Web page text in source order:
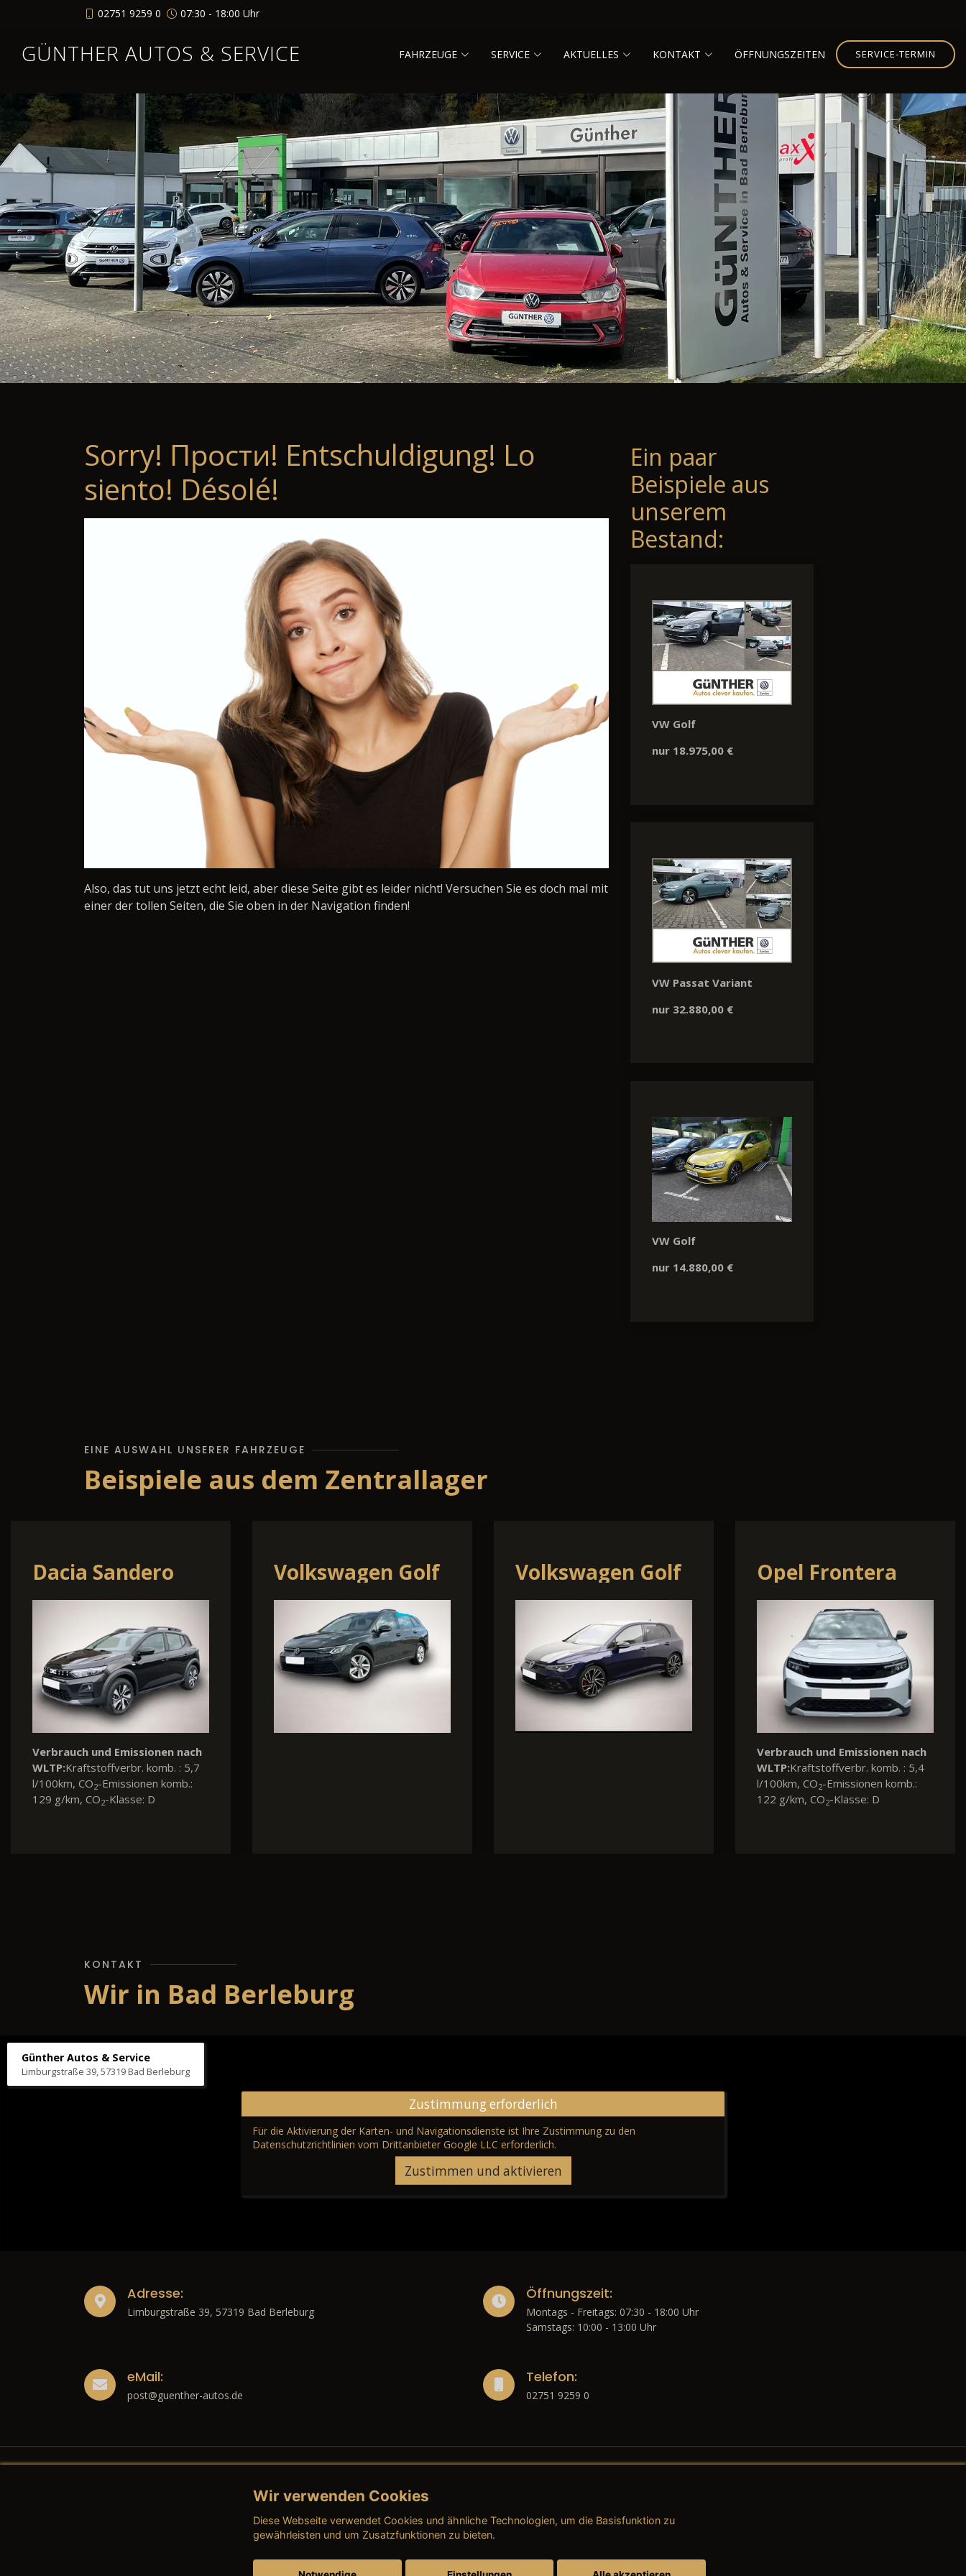
02751 9259 0 07:30 - 18:00 Uhr
GÜNTHER AUTOS & SERVICE FAHRZEUGE SERVICE AKTUELLES KONTAKT ÖFFNUNGSZEITEN SERVICE-TERMIN
Sorry! Прости! Entschuldigung! Lo
siento! Désolé!
Also, das tut uns jetzt echt leid, aber diese Seite gibt es leider nicht! Versuchen Sie es doch mal mit
einer der tollen Seiten, die Sie oben in der Navigation finden!
Ein paar
Beispiele aus
unserem
Bestand:
VW Golf
nur 18.975,00 €
VW Passat Variant
nur 32.880,00 €
VW Golf
nur 14.880,00 €
EINE AUSWAHL UNSERER FAHRZEUGE
Beispiele aus dem Zentrallager
Opel Corsa
Verbrauch und Emissionen nach
WLTP:Kraftstoffverbr. komb. : 4,6
l/100km, CO2-Emissionen komb.:
104 g/km, CO2-Klasse: C
Skoda Karoq Renault Symbioz Ford Kuga
KONTAKT
Wir in Bad Berleburg
Günther Autos & Service
Limburgstraße 39, 57319 Bad Berleburg
Zustimmung erforderlich
Für die Aktivierung der Karten- und Navigationsdienste ist Ihre Zustimmung zu den
Datenschutzrichtlinien vom Drittanbieter Google LLC erforderlich.
Zustimmen und aktivieren
Adresse:
Limburgstraße 39, 57319 Bad Berleburg
Öffnungszeit:
Montags - Freitags: 07:30 - 18:00 Uhr
Samstags: 10:00 - 13:00 Uhr
eMail:
post@guenther-autos.de
Telefon:
02751 9259 0
Rechtliches
→ Impressum
→ AGB (Neuwagen)
→ AGB (Teile & Zubehör)
Wir verwenden Cookies
Diese Webseite verwendet Cookies und ähnliche Technologien, um die Basisfunktion zu
gewährleisten und um Zusatzfunktionen zu bieten.